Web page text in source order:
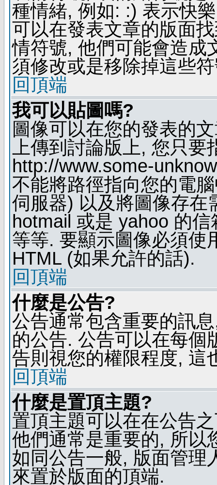
種情緒, 例如: :) 表示快
可以在發表文章的版面
情符號, 他們可能會造成
須修改或是移除掉這些
回頂端
我可以貼圖嗎?
圖像可以在您的發表的
上傳到討論版上, 您只
http://www.some-
不能將路徑指向您的電
伺服器) 以及將圖像存在
hotmail 或是 yahoo 的
等等. 要顯示圖像必須使
HTML (如果允許的話).
回頂端
什麼是公告?
公告通常包含重要的訊
的公告. 公告可以在每個
告則視您的權限程度, 這
回頂端
什麼是置頂主題?
置頂主題可以在在公告
他們通常是重要的, 所以
如同公告一般, 版面管理
來置於版面的頂端.